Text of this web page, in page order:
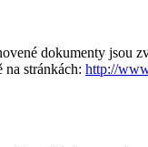
dokumenty jsou
stránkách: http://